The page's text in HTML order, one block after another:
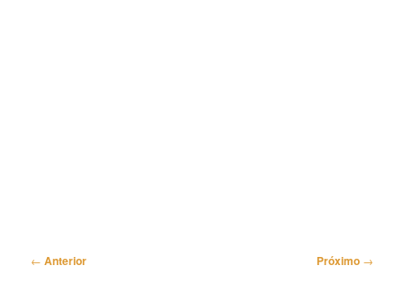
Navegação
← Anterior Próximo →